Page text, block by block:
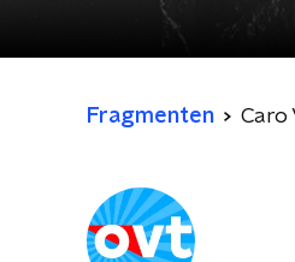
Fragmenten Caro